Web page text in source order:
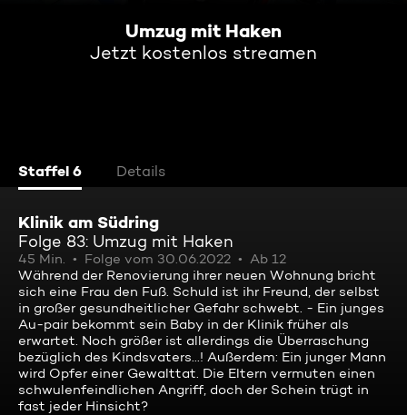
Umzug mit Haken
Jetzt kostenlos streamen
Staffel 6 Details
Klinik am Südring
Folge 83: Umzug mit Haken
45 Min. Folge vom 30.06.2022
Ab 12
Während der Renovierung ihrer neuen Wohnung bricht
sich eine Frau den Fuß. Schuld ist ihr Freund, der selbst
in großer gesundheitlicher Gefahr schwebt. - Ein junges
Au-pair bekommt sein Baby in der Klinik früher als
erwartet. Noch größer ist allerdings die Überraschung
bezüglich des Kindsvaters...! Außerdem: Ein junger Mann
wird Opfer einer Gewalttat. Die Eltern vermuten einen
schwulenfeindlichen Angriff, doch der Schein trügt in
fast jeder Hinsicht?